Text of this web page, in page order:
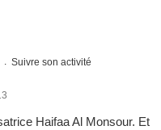
Suivre son activité
Haifaa Al Monsour. Et